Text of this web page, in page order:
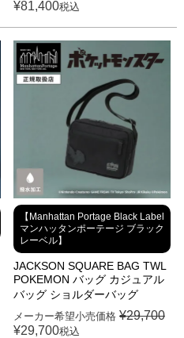
¥81,400税込
【Manhattan Portage Black Label
マンハッタンポーテージ ブラック
レーベル】
JACKSON SQUARE BAG TWL
POKEMON バッグ カジュアル
バッグ ショルダーバッグ
メーカー希望小売価格 ¥29,700
¥29,700税込